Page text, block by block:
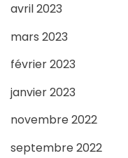
avril 2023
mars 2023
février 2023
janvier 2023
novembre 2022
septembre 2022